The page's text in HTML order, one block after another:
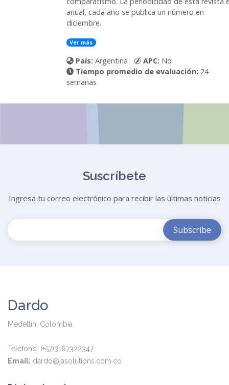
anual, cada año se publica un número en
diciembre.
Ver más
País: Argentina APC: No
Tiempo promedio de evaluación: 24
semanas
Suscríbete
Ingresa tu correo electrónico para recibir las últimas noticias
Dardo
Medellín, Colombia
Teléfono: (+57)3167322347
Email: dardo@jasolutions.com.co